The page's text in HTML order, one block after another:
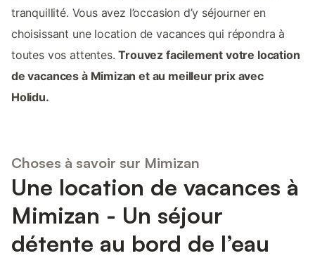
tranquillité. Vous avez l’occasion d’y séjourner en
choisissant une location de vacances qui répondra à
toutes vos attentes.Trouvez facilement votre location
de vacances à Mimizan et au meilleur prix avec
Holidu.
Choses à savoir sur Mimizan
Une location de vacances à
Mimizan - Un séjour
détente au bord de l’eau